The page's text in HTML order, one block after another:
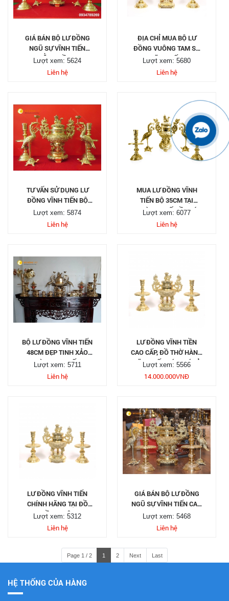
GIÁ BÁN BỘ LƯ ĐỒNG
NGŨ SỰ VĨNH TIẾN
BẰNG ĐỒNG
Lượt xem: 5624
Liên hệ
ĐỊA CHỈ MUA BỘ LƯ
ĐỒNG VUÔNG TAM SỰ
VĨNH TIẾN
Lượt xem: 5680
Liên hệ
TƯ VẤN SỬ DỤNG LƯ
ĐỒNG VĨNH TIẾN BỘ
30CM
Lượt xem: 5874
Liên hệ
MUA LƯ ĐỒNG VĨNH
TIẾN BỘ 35CM TẠI
THÀNH PHỐ HỒ CHÍ
MINH
Lượt xem: 6077
Liên hệ
BỘ LƯ ĐỒNG VĨNH TIẾN
48CM ĐẸP TINH XẢO
TỪNG CHI TIẾT
Lượt xem: 5711
Liên hệ
LƯ ĐỒNG VĨNH TIỀN
CAO CẤP, ĐỒ THỜ HÀNG
VĨNH TIẾN BÁN GIÁ SỈ
TẠI TP HCM
Lượt xem: 5566
14.000.000VNĐ
LƯ ĐỒNG VĨNH TIẾN
CHÍNH HÃNG TẠI ĐỒ
ĐỒNG VIỆT
Lượt xem: 5312
Liên hệ
GIÁ BÁN BỘ LƯ ĐỒNG
NGŨ SỰ VĨNH TIẾN CAO
70CM
Lượt xem: 5468
Liên hệ
Page 1 / 2 1 2 Next Last
HỆ THỐNG CỦA HÀNG